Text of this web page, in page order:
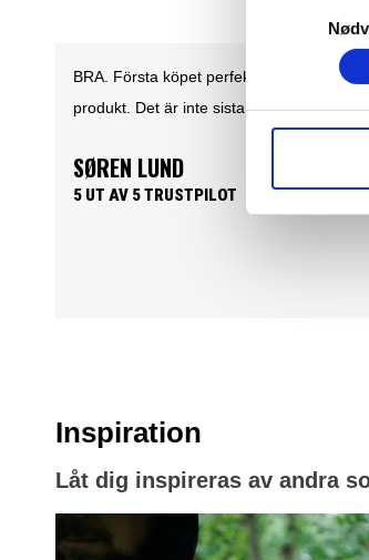
Det är ett nöje att göra affärer med
lättförståelig och användarvänlig
lättöverskådliga priser och snabb
to like.
Inspiration
Låt dig inspireras av andra